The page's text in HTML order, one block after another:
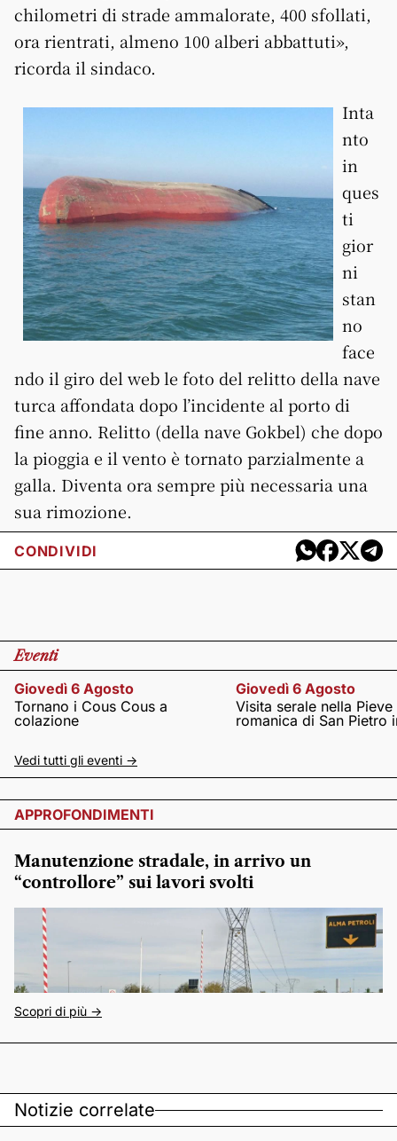
chilometri di strade ammalorate, 400 sfollati,
ora rientrati, almeno 100 alberi abbattuti»,
ricorda il sindaco.
Inta
nto
in
ques
ti
gior
ni
stan
no
face
ndo il giro del web le foto del relitto della nave
turca affondata dopo l’incidente al porto di
fine anno. Relitto (della nave Gokbel) che dopo
la pioggia e il vento è tornato parzialmente a
galla. Diventa ora sempre più necessaria una
sua rimozione.
CONDIVIDI
Eventi
Giovedì 6 Agosto
Tornano i Cous Cous a
colazione
Giovedì 6 Agosto
Visita serale nella Pieve
romanica di San Pietro
Vedi tutti gli eventi ->
APPROFONDIMENTI
Manutenzione stradale, in arrivo un
“controllore” sui lavori svolti
Scopri di più ->
Notizie correlate